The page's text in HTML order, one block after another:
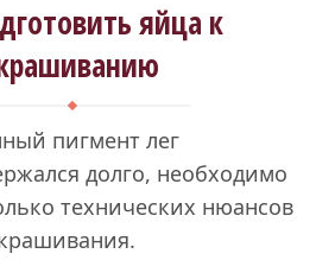
яйца к
пигмент лег
долго, необходимо
технических нюансов